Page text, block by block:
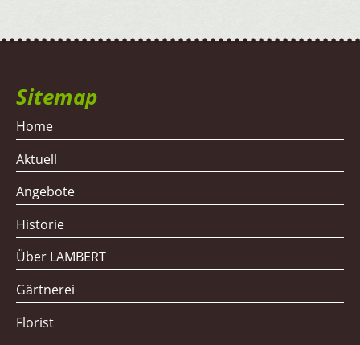
Sitemap
Home
Aktuell
Angebote
Historie
Über LAMBERT
Gärtnerei
Florist